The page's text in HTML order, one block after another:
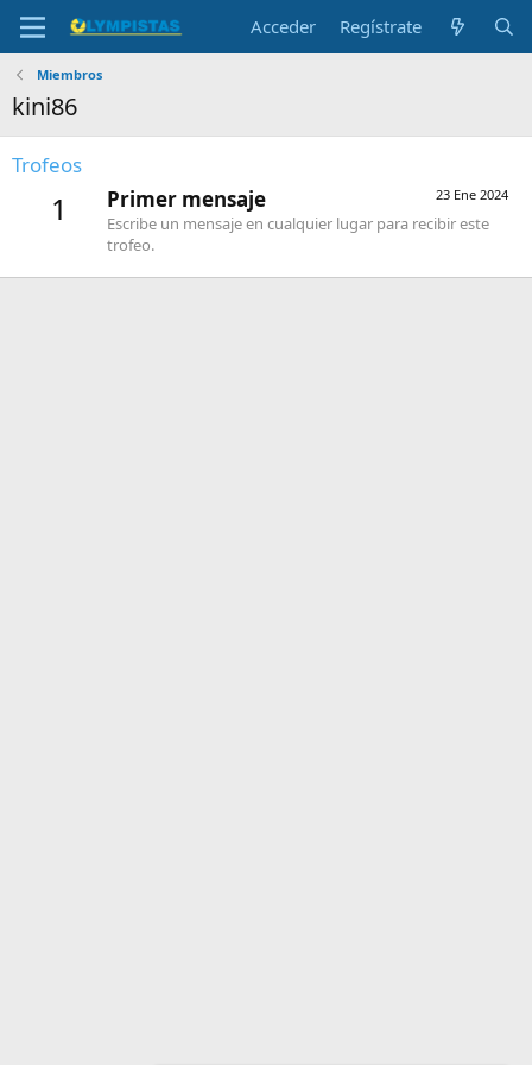
Acceder Regístrate
Miembros
kini86
Trofeos
1 23 Ene 2024
Primer mensaje
Escribe un mensaje en cualquier lugar para recibir este
trofeo.